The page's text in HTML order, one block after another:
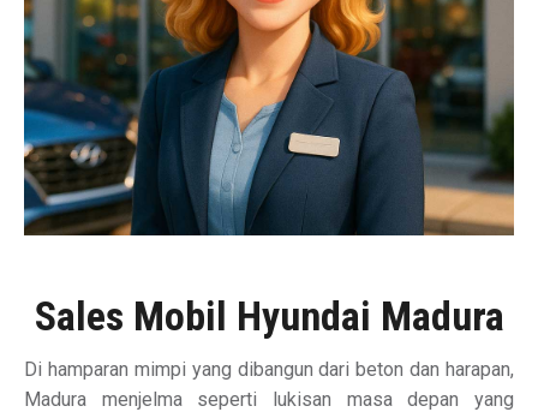
Sales Mobil Hyundai Madura
Di hamparan mimpi yang dibangun dari beton dan harapan,
Madura menjelma seperti lukisan masa depan yang